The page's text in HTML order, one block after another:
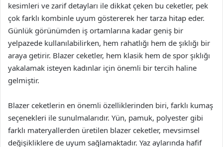
kesimleri ve zarif detayları ile dikkat çeken bu ceketler, pek
çok farklı kombinle uyum göstererek her tarza hitap eder.
Günlük görünümden iş ortamlarına kadar geniş bir
yelpazede kullanılabilirken, hem rahatlığı hem de şıklığı bir
araya getirir. Blazer ceketler, hem klasik hem de spor şıklığı
yakalamak isteyen kadınlar için önemli bir tercih haline
gelmiştir.
Blazer ceketlerin en önemli özelliklerinden biri, farklı kumaş
seçenekleri ile sunulmalarıdır. Yün, pamuk, polyester gibi
farklı materyallerden üretilen blazer ceketler, mevsimsel
değişikliklere de uyum sağlamaktadır. Yaz aylarında hafif